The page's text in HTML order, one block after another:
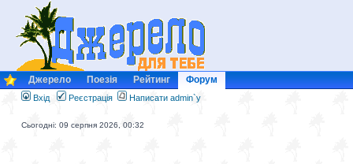
Джерело Поезія Рейтинг Форум
Вхід Реєстрація Написати admin`у
Сьогодні: 09 серпня 2026, 00:32